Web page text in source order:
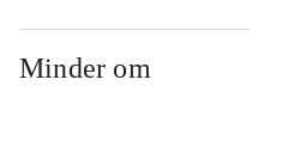
Minder om